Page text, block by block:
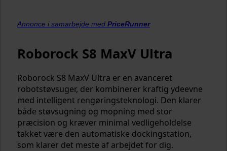
Annonce i samarbejde med PriceRunner
Roborock S8 MaxV Ultra
Roborock S8 MaxV Ultra er en avanceret
robotstøvsuger, der kombinerer kraftig ydeevne
med intelligent rengøringsteknologi. Den klarer
både støvsugning og mopning med stor
præcision og kræver minimal vedligeholdelse
takket være den automatiske dockingstation,
som klarer det meste af arbejdet for dig.